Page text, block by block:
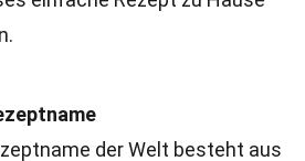
der Welt besteht aus